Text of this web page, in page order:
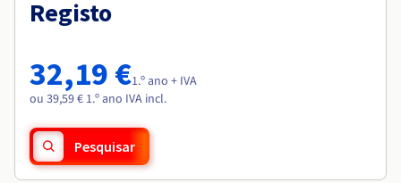
Preços
Roadmap & Changelog
Observabilidade
Roadmap & Changelog
Roadmap & Changelog
Roadmap & Changelog
Roadmap & Changelog
Registo
32,19 €1.º ano + IVA
ou 39,59 € 1.º ano IVA incl.
Pesquisar